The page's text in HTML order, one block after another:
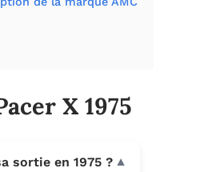
X 1975
sortie en 1975 ? ▼